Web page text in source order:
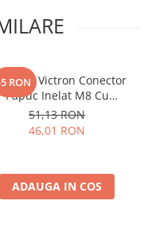
RON
Victron Conector
Papuc Inelat M8 Cu
Fuzibila Ato De
30A Bpc900110014 M8,
(BPC900110014)
51,13 RON
46,01 RON
ADAUGA IN COS